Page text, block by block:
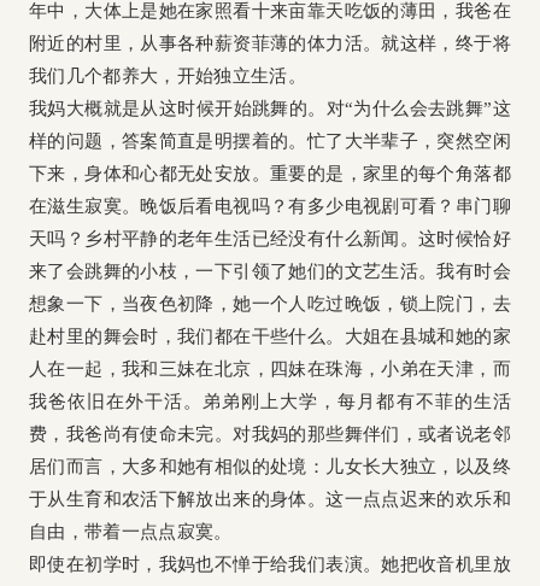
年中，大体上是她在家照看十来亩靠天吃饭的薄田，我爸在
附近的村里，从事各种薪资菲薄的体力活。就这样，终于将
我们几个都养大，开始独立生活。
我妈大概就是从这时候开始跳舞的。对“为什么会去跳舞”这
样的问题，答案简直是明摆着的。忙了大半辈子，突然空闲
下来，身体和心都无处安放。重要的是，家里的每个角落都
在滋生寂寞。晚饭后看电视吗？有多少电视剧可看？串门聊
天吗？乡村平静的老年生活已经没有什么新闻。这时候恰好
来了会跳舞的小枝，一下引领了她们的文艺生活。我有时会
想象一下，当夜色初降，她一个人吃过晚饭，锁上院门，去
赴村里的舞会时，我们都在干些什么。大姐在县城和她的家
人在一起，我和三妹在北京，四妹在珠海，小弟在天津，而
我爸依旧在外干活。弟弟刚上大学，每月都有不菲的生活
费，我爸尚有使命未完。对我妈的那些舞伴们，或者说老邻
居们而言，大多和她有相似的处境：儿女长大独立，以及终
于从生育和农活下解放出来的身体。这一点点迟来的欢乐和
自由，带着一点点寂寞。
即使在初学时，我妈也不惮于给我们表演。她把收音机里放